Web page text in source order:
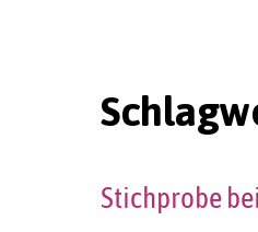
Stichprobe